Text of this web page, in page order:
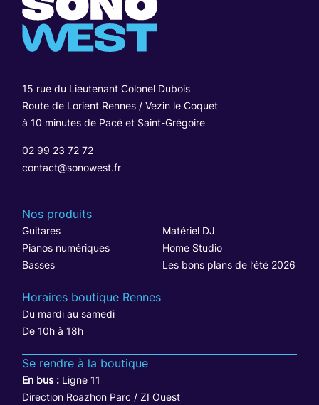
15 rue du Lieutenant Colonel Dubois
Route de Lorient Rennes / Vezin le Coquet
à 10 minutes de Pacé et Saint-Grégoire
02 99 23 72 72
contact@sonowest.fr
Nos produits
Guitares
Matériel DJ
Pianos numériques
Home Studio
Basses
Les bons plans de l’été 2026
Horaires boutique Rennes
Du mardi au samedi
De 10h à 18h
Se rendre à la boutique
En bus : Ligne 11
Direction Roazhon Parc / ZI Ouest